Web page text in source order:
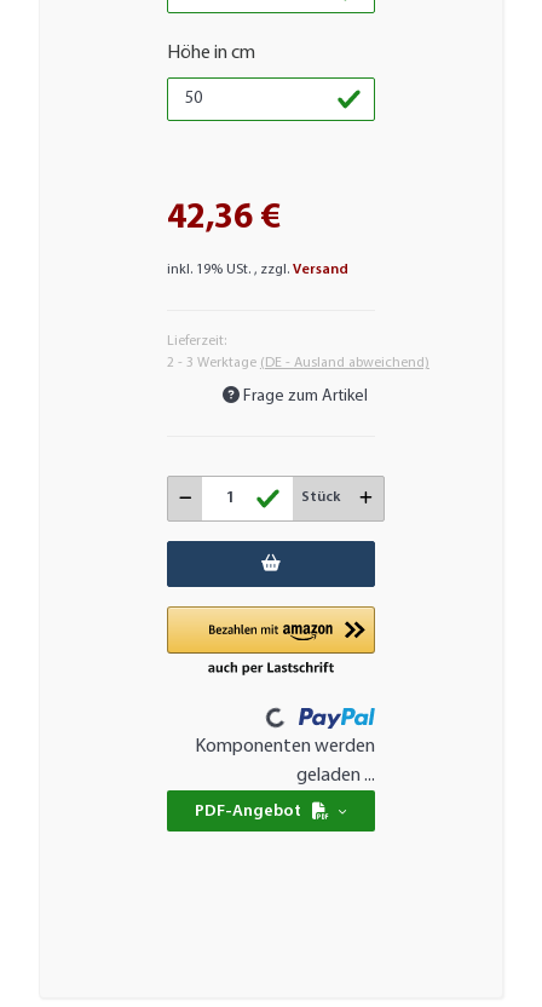
Höhe in cm
Lieferzeit:
2 - 3 Werktage(DE - Ausland abweichend)
Stück
Loading...
Komponenten werden
geladen ...